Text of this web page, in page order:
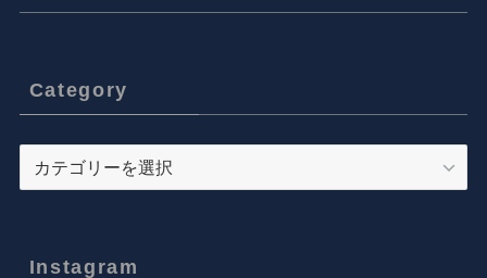
Category
Category
Instagram